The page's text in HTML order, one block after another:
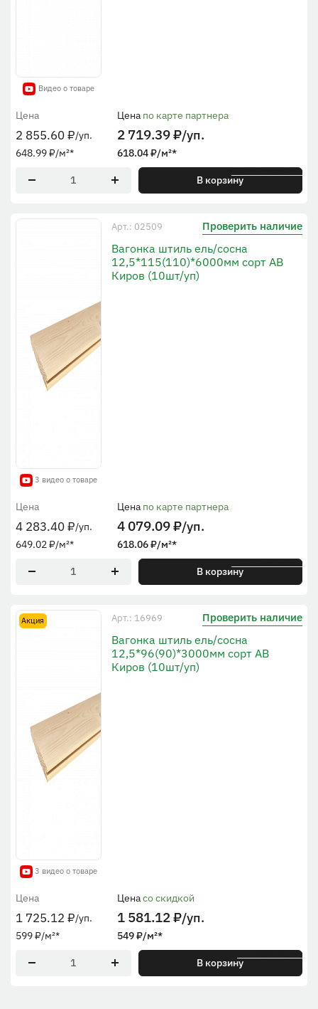
Видео о товаре
Цена
2 855.60₽/уп.
648.99₽/м²*
Цена по карте партнера
2 719.39₽/уп.
618.04₽/м²*
* По рабочей ширине
В корзину
3 видео о товаре
Арт.: 02509 Проверить наличие
Вагонка штиль ель/сосна
12,5*115(110)*6000мм сорт АВ
Киров (10шт/уп)
Цена
4 283.40₽/уп.
649.02₽/м²*
Цена по карте партнера
4 079.09₽/уп.
618.06₽/м²*
* По рабочей ширине
В корзину
Акция
3 видео о товаре
Арт.: 16969 Проверить наличие
Вагонка штиль ель/сосна
12,5*96(90)*3000мм сорт АВ
Киров (10шт/уп)
Цена
1 725.12 ₽/уп.
599₽/м²*
Ценасо скидкой
1 581.12₽/уп.
549₽/м²*
* По общей ширине
В корзину